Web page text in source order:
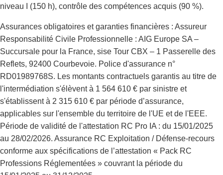
niveau I (150 h), contrôle des compétences acquis (90 %).
Assurances obligatoires et garanties financières : Assureur
Responsabilité Civile Professionnelle : AIG Europe SA –
Succursale pour la France, sise Tour CBX – 1 Passerelle des
Reflets, 92400 Courbevoie. Police d'assurance n°
RD01989768S. Les montants contractuels garantis au titre de
l'intermédiation s'élèvent à 1 564 610 € par sinistre et
s'établissent à 2 315 610 € par période d’assurance,
applicables sur l'ensemble du territoire de l'UE et de l'EEE.
Période de validité de l'attestation RC Pro IA : du 15/01/2025
au 28/02/2026. Assurance RC Exploitation / Défense-recours
conforme aux spécifications de l’attestation « Pack RC
Professions Réglementées » couvrant la période du